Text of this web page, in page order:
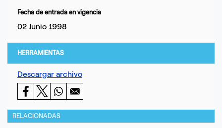
Fecha de entrada en vigencia
02 Junio 1998
HERRAMIENTAS
Descargar archivo
RELACIONADAS